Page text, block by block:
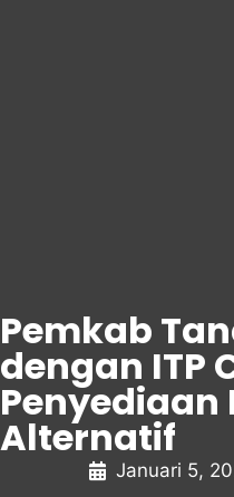
Pemkab
dengan ITP
Penyediaan
Alternatif
Januari 5,